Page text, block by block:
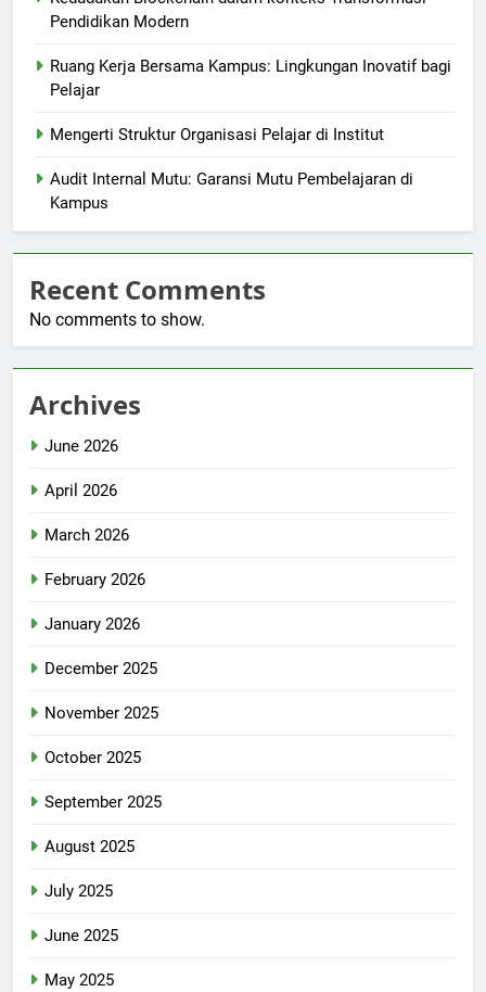
Pendidikan Modern
Ruang Kerja Bersama Kampus: Lingkungan Inovatif bagi
Pelajar
Mengerti Struktur Organisasi Pelajar di Institut
Audit Internal Mutu: Garansi Mutu Pembelajaran di
Kampus
Recent Comments
No comments to show.
Archives
June 2026
April 2026
March 2026
February 2026
January 2026
December 2025
November 2025
October 2025
September 2025
August 2025
July 2025
June 2025
May 2025